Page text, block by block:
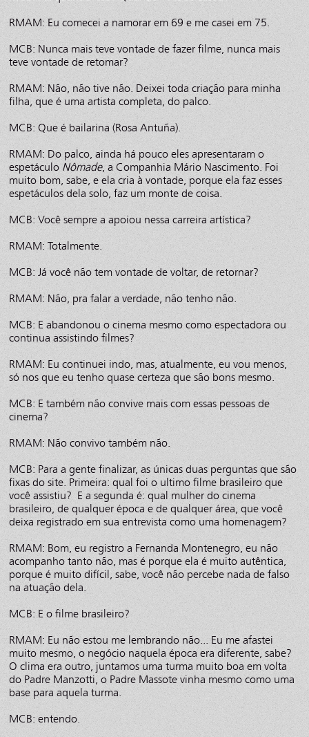
RMAM: Eu comecei a namorar em 69 e me casei em 75.
MCB: Nunca mais teve vontade de fazer filme, nunca mais
teve vontade de retomar?
RMAM: Não, não tive não. Deixei toda criação para minha
filha, que é uma artista completa, do palco.
MCB: Que é bailarina (Rosa Antuña).
RMAM: Do palco, ainda há pouco eles apresentaram o
espetáculo Nômade, a Companhia Mário Nascimento. Foi
muito bom, sabe, e ela cria à vontade, porque ela faz esses
espetáculos dela solo, faz um monte de coisa.
MCB: Você sempre a apoiou nessa carreira artística?
RMAM: Totalmente.
MCB: Já você não tem vontade de voltar, de retornar?
RMAM: Não, pra falar a verdade, não tenho não.
MCB: E abandonou o cinema mesmo como espectadora ou
continua assistindo filmes?
RMAM: Eu continuei indo, mas, atualmente, eu vou menos,
só nos que eu tenho quase certeza que são bons mesmo.
MCB: E também não convive mais com essas pessoas de
cinema?
RMAM: Não convivo também não.
MCB: Para a gente finalizar, as únicas duas perguntas que são
fixas do site. Primeira: qual foi o ultimo filme brasileiro que
você assistiu? E a segunda é: qual mulher do cinema
brasileiro, de qualquer época e de qualquer área, que você
deixa registrado em sua entrevista como uma homenagem?
RMAM: Bom, eu registro a Fernanda Montenegro, eu não
acompanho tanto não, mas é porque ela é muito autêntica,
porque é muito difícil, sabe, você não percebe nada de falso
na atuação dela.
MCB: E o filme brasileiro?
RMAM: Eu não estou me lembrando não... Eu me afastei
muito mesmo, o negócio naquela época era diferente, sabe?
O clima era outro, juntamos uma turma muito boa em volta
do Padre Manzotti, o Padre Massote vinha mesmo como uma
base para aquela turma.
MCB: entendo.